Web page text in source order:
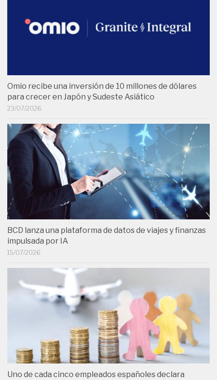
Omio recibe una inversión de 10 millones de dólares
para crecer en Japón y Sudeste Asiático
23/07/2026
BCD lanza una plataforma de datos de viajes y finanzas
impulsada por IA
15/07/2026
Uno de cada cinco empleados españoles declara